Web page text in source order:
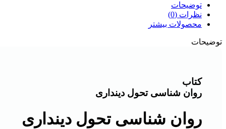
توضیحات
نظرات (0)
محصولات بیشتر
توضیحات
کتاب
روان شناسی تحول دینداری
روان شناسی تحول دینداری